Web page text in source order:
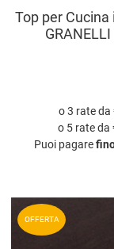
Top per
o 3 rate da
o 5 rate da
Puoi pagare
OFFERTA